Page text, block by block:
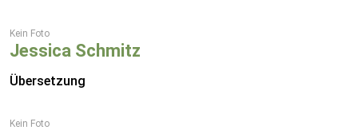
Kein Foto
Jessica Schmitz
Übersetzung
Kein Foto